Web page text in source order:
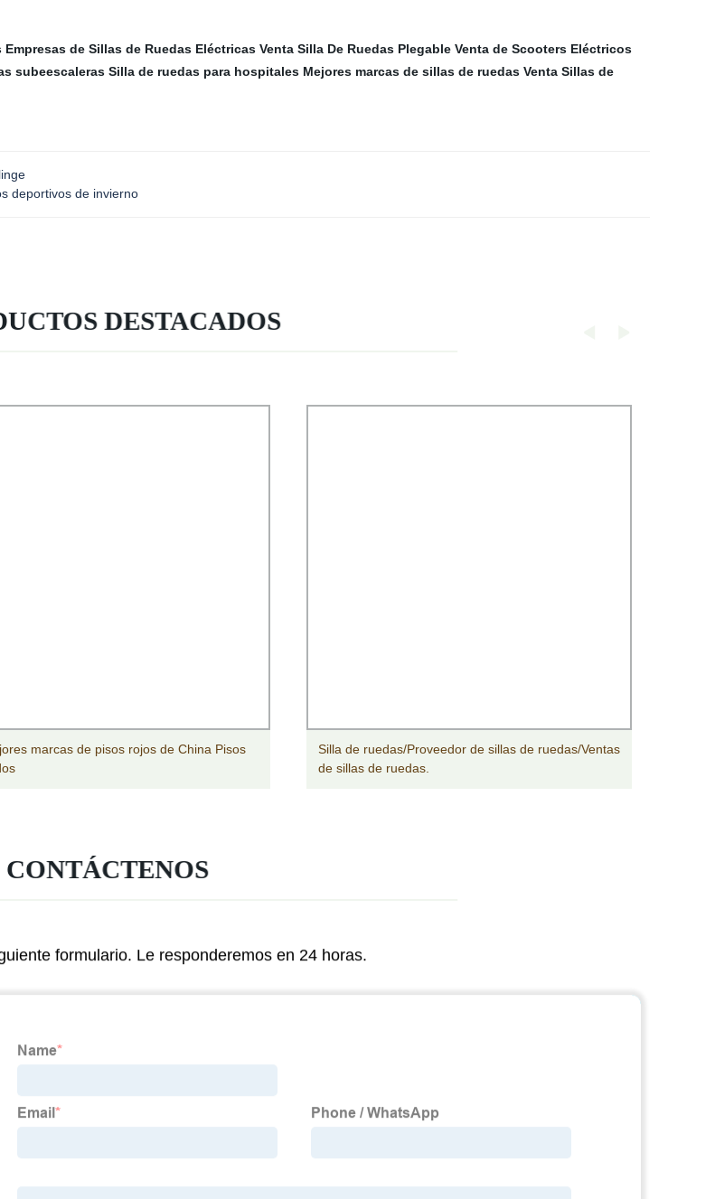
Empresas de Sillas de Ruedas Eléctricas Venta Silla De Ruedas Plegable Venta de Scooters Eléctricos
subeescaleras Silla de ruedas para hospitales Mejores marcas de sillas de ruedas Venta Sillas de
deportivos de invierno
DESTACADOS
marcas de pisos rojos de China Pisos
Silla de ruedas/Proveedor de sillas de ruedas/Ventas
de sillas de ruedas.
CONTÁCTENOS
formulario. Le responderemos en 24 horas.